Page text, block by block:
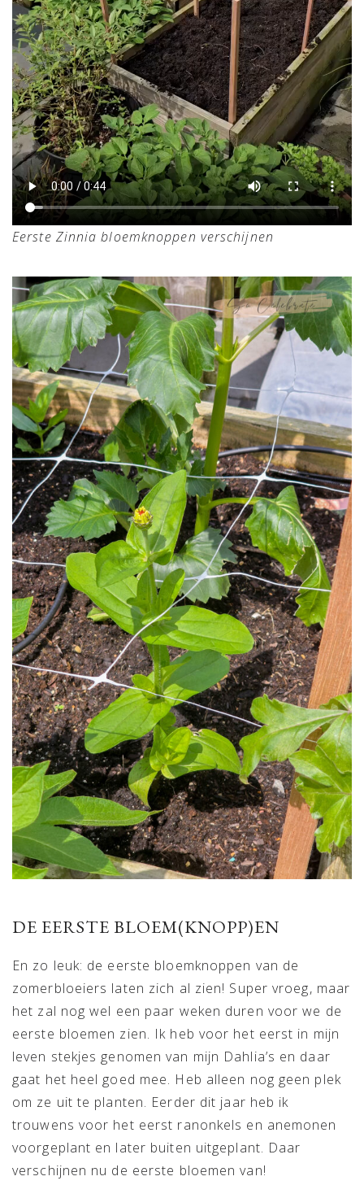
Eerste Zinnia bloemknoppen verschijnen
DE EERSTE BLOEM(KNOPP)EN
En zo leuk: de eerste bloemknoppen van de
zomerbloeiers laten zich al zien! Super vroeg, maar
het zal nog wel een paar weken duren voor we de
eerste bloemen zien. Ik heb voor het eerst in mijn
leven stekjes genomen van mijn Dahlia’s en daar
gaat het heel goed mee. Heb alleen nog geen plek
om ze uit te planten. Eerder dit jaar heb ik
trouwens voor het eerst ranonkels en anemonen
voorgeplant en later buiten uitgeplant. Daar
verschijnen nu de eerste bloemen van!